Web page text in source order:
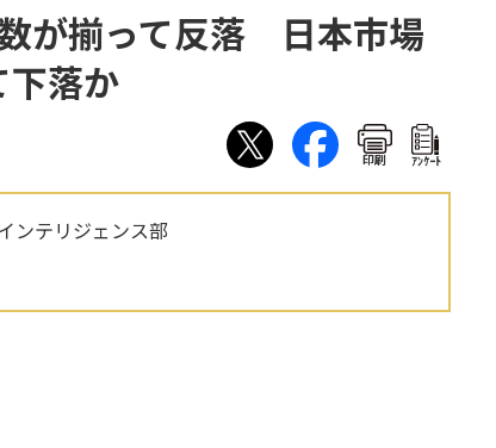
数が揃って反落 日本市場
下落か
印刷 ｱﾝｹｰﾄ
ンテリジェンス部